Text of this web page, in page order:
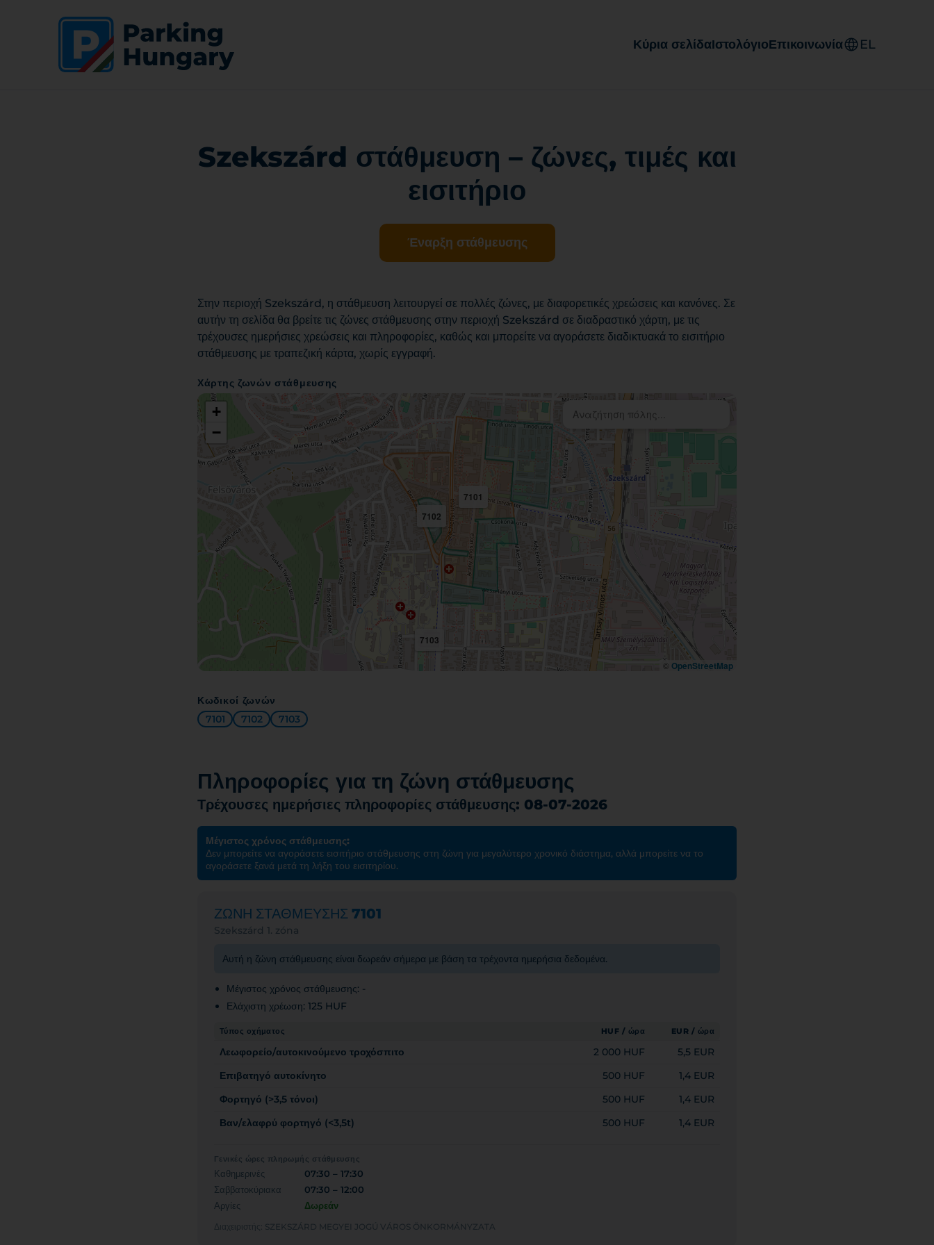
Κύρια σελίδαΙστολόγιοΕπικοινωνία EL
Szekszárd στάθμευση – ζώνες, τιμές και
εισιτήριο
Έναρξη στάθμευσης
Στην περιοχή Szekszárd, η στάθμευση λειτουργεί σε πολλές ζώνες, με διαφορετικές χρεώσεις και κανόνες. Σε
αυτήν τη σελίδα θα βρείτε τις ζώνες στάθμευσης στην περιοχή Szekszárd σε διαδραστικό χάρτη, με τις
τρέχουσες ημερήσιες χρεώσεις και πληροφορίες, καθώς και μπορείτε να αγοράσετε διαδικτυακά το εισιτήριο
στάθμευσης με τραπεζική κάρτα, χωρίς εγγραφή.
Χάρτης ζωνών στάθμευσης
7101
7102
7103
+
−
© OpenStreetMap
Κωδικοί ζωνών
7101
7102 7103
Πληροφορίες για τη ζώνη στάθμευσης
Τρέχουσες ημερήσιες πληροφορίες στάθμευσης: 08-07-2026
Μέγιστος χρόνος στάθμευσης:
Δεν μπορείτε να αγοράσετε εισιτήριο στάθμευσης στη ζώνη για μεγαλύτερο χρονικό διάστημα, αλλά μπορείτε να το
αγοράσετε ξανά μετά τη λήξη του εισιτηρίου.
ΖΩΝΗ ΣΤΑΘΜΕΥΣΗΣ 7101
Szekszárd 1. zóna
Αυτή η ζώνη στάθμευσης είναι δωρεάν σήμερα με βάση τα τρέχοντα ημερήσια δεδομένα.
Μέγιστος χρόνος στάθμευσης: -
Ελάχιστη χρέωση: 125 HUF
Τύπος οχήματος HUF / ώρα EUR / ώρα
Λεωφορείο/αυτοκινούμενο τροχόσπιτο 2 000 HUF
5,5 EUR
Επιβατηγό αυτοκίνητο
500 HUF
1,4 EUR
Φορτηγό (>3,5 τόνοι)
500 HUF
1,4 EUR
Βαν/ελαφρύ φορτηγό (<3,5t)
500 HUF 1,4 EUR
Γενικές ώρες πληρωμής στάθμευσης
Καθημερινές
07:30 – 17:30
Σαββατοκύριακα
07:30 – 12:00
Αργίες
Δωρεάν
Διαχειριστής: SZEKSZÁRD MEGYEI JOGÚ VÁROS ÖNKORMÁNYZATA